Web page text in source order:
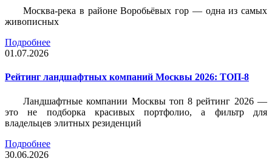
Москва-река в районе Воробьёвых гор — одна из самых
живописных
Подробнее
01.07.2026
Рейтинг ландшафтных компаний Москвы 2026: ТОП-8
Ландшафтные компании Москвы топ 8 рейтинг 2026 —
это не подборка красивых портфолио, а фильтр для
владельцев элитных резиденций
Подробнее
30.06.2026